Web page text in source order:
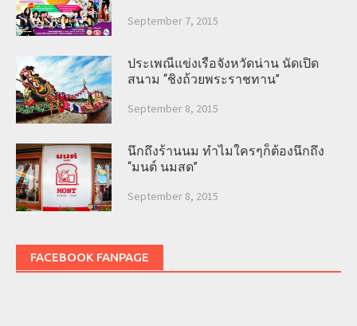
September 7, 2015
ประเพณีแข่งเรือจังหวัดน่าน นัดเปิด
สนาม “ชิงถ้วยพระราชทาน”
September 8, 2015
นึกถึงร้านนม ทำไมใครๆก็ต้องนึกถึง
“มนต์ นมสด”
September 8, 2015
FACEBOOK FANPAGE